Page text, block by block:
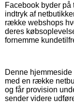
Facebook byder
indtryk af
række webshops
deres
fornemme
Denne
med en række
og får provision
sender videre